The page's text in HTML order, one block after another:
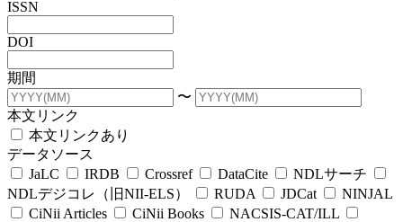
ISSN
DOI
期間
〜
本文リンク
本文リンクあり
データソース
JaLC
IRDB Crossref DataCite
NDLサーチ
NDLデジコレ（旧NII-ELS）
RUDA JDCat
NINJAL
CiNii Articles
CiNii Books
NACSIS-CAT/ILL